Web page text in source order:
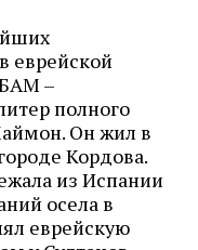
еврейской
–
полного
Он жил в
Кордова.
из Испании
осела в
еврейскую